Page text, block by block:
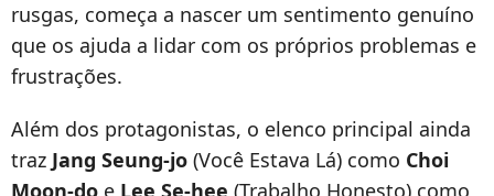
rusgas, começa a nascer um sentimento genuíno
que os ajuda a lidar com os próprios problemas e
frustrações.
Além dos protagonistas, o elenco principal ainda
traz Jang Seung-jo (Você Estava Lá) como Choi
Moon-do e Lee Se-hee (Trabalho Honesto) como